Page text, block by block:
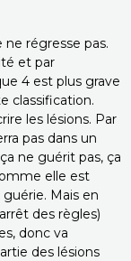
régresse pas.
et par
4 est plus grave
classification.
les lésions. Par
pas dans un
ne guérit pas, ça
elle est
Mais en
des règles)
donc va
des lésions